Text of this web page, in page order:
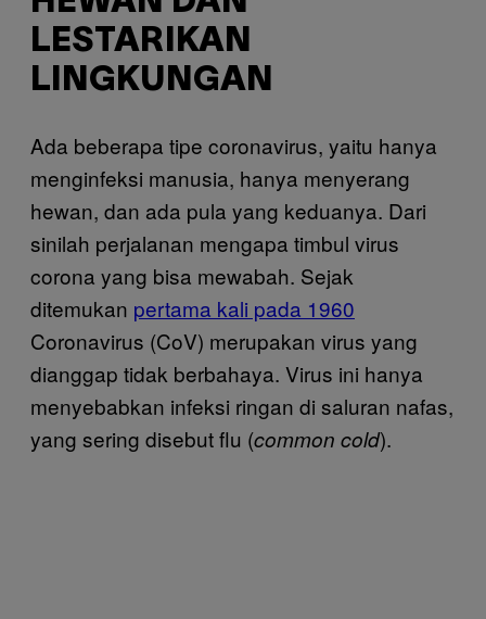
LESTARIKAN
LINGKUNGAN
Ada beberapa tipe coronavirus, yaitu hanya
menginfeksi manusia, hanya menyerang
hewan, dan ada pula yang keduanya. Dari
sinilah perjalanan mengapa timbul virus
corona yang bisa mewabah. Sejak
ditemukan pertama kali pada 1960
Coronavirus (CoV) merupakan virus yang
dianggap tidak berbahaya. Virus ini hanya
menyebabkan infeksi ringan di saluran nafas,
yang sering disebut flu (common cold).